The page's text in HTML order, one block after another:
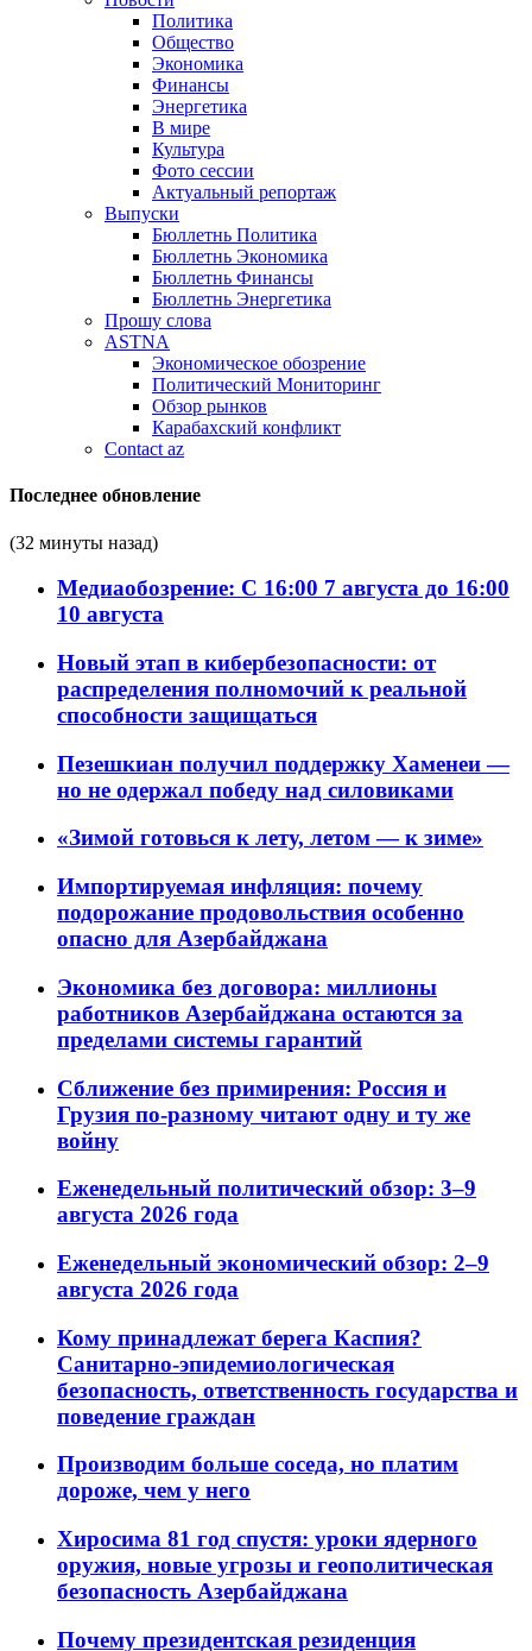
Политика
Общество
Экономика
Финансы
Энергетика
В мире
Культура
Фото сессии
Актуальный репортаж
Выпуски
Бюллетнь Политика
Бюллетнь Экономика
Бюллетнь Финансы
Бюллетнь Энергетика
Прошу слова
ASTNA
Экономическое обозрение
Политический Мониторинг
Обзор рынков
Карабахский конфликт
Contact az
Последнее обновление
(32 минуты назад)
Медиаобозрение: С 16:00 7 августа до 16:00
10 августа
Новый этап в кибербезопасности: от
распределения полномочий к реальной
способности защищаться
Пезешкиан получил поддержку Хаменеи —
но не одержал победу над силовиками
«Зимой готовься к лету, летом — к зиме»
Импортируемая инфляция: почему
подорожание продовольствия особенно
опасно для Азербайджана
Экономика без договора: миллионы
работников Азербайджана остаются за
пределами системы гарантий
Сближение без примирения: Россия и
Грузия по-разному читают одну и ту же
войну
Еженедельный политический обзор: 3–9
августа 2026 года
Еженедельный экономический обзор: 2–9
августа 2026 года
Кому принадлежат берега Каспия?
Санитарно-эпидемиологическая
безопасность, ответственность государства и
поведение граждан
Производим больше соседа, но платим
дороже, чем у него
Хиросима 81 год спустя: уроки ядерного
оружия, новые угрозы и геополитическая
безопасность Азербайджана
Почему президентская резиденция